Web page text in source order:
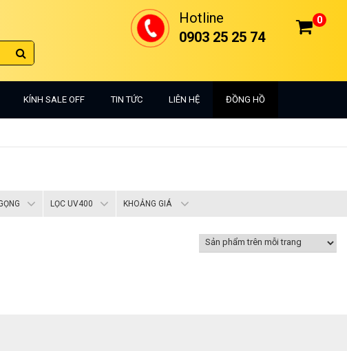
0
Hotline
0903 25 25 74
KÍNH SALE OFF TIN TỨC LIÊN HỆ ĐỒNG HỒ
LỌC UV400 KHOẢNG GIÁ